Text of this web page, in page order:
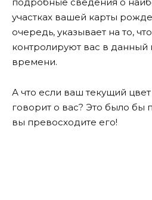
подробные сведения о
участках вашей карты
очередь, указывает на то, что
контролируют вас в
времени.
А что если ваш текущий
говорит о вас? Это было бы
вы превосходите его!